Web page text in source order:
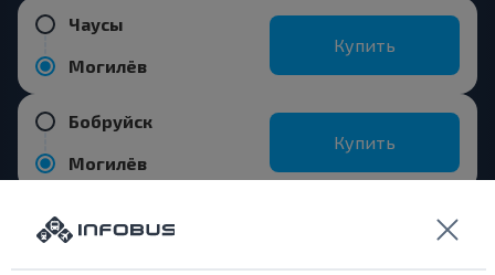
Чаусы
Могилёв
Купить
Бобруйск
Могилёв
Купить
Популярные направления из города
Орша